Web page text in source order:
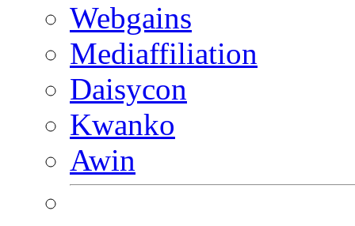
Webgains
Mediaffiliation
Daisycon
Kwanko
Awin